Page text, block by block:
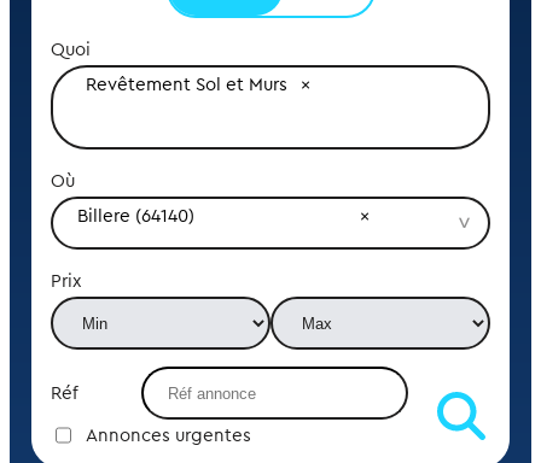
Quoi
Revêtement Sol et Murs
Où
Billere (64140)
Prix
Réf
Annonces urgentes